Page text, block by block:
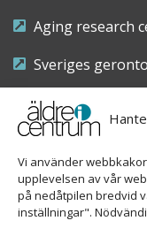
Vi använder
upplevelsen av vår
på nedåtpilen bredvid
inställningar".
Aging research
Sveriges
Riksföreningen
demensvård
Nationellt